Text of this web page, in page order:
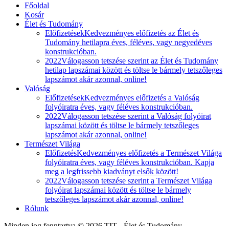
Főoldal
Kosár
Élet és Tudomány
ElőfizetésekKedvezményes előfizetés az Élet és
Tudomány hetilapra éves, féléves, vagy negyedéves
konstrukcióban.
2022Válogasson tetszése szerint az Élet és Tudomány
hetilap lapszámai között és töltse le bármely tetszőleges
lapszámot akár azonnal, online!
Valóság
ElőfizetésekKedvezményes előfizetés a Valóság
folyóiratra éves, vagy féléves konstrukcióban.
2022Válogasson tetszése szerint a Valóság folyóirat
lapszámai között és töltse le bármely tetszőleges
lapszámot akár azonnal, online!
Természet Világa
ElőfizetésKedvezményes előfizetés a Természet Világa
folyóiratra éves, vagy féléves konstrukcióban. Kapja
meg a legfrissebb kiadványt elsők között!
2022Válogasson tetszése szerint a Természet Világa
folyóirat lapszámai között és töltse le bármely
tetszőleges lapszámot akár azonnal, online!
Rólunk